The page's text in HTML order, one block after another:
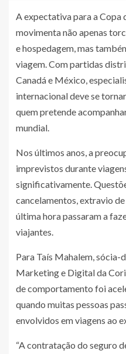
A expectativa para a Copa
movimenta não apenas
e hospedagem, mas
viagem. Com partidas
Canadá e México,
internacional deve se
quem pretende
mundial.
Nos últimos anos, a
imprevistos durante
significativamente.
cancelamentos, extravio
última hora passaram a
viajantes.
Para Taís Mahalem,
Marketing e Digital da
de comportamento foi
quando muitas pessoas
envolvidos em viagens ao
“A contratação do seguro